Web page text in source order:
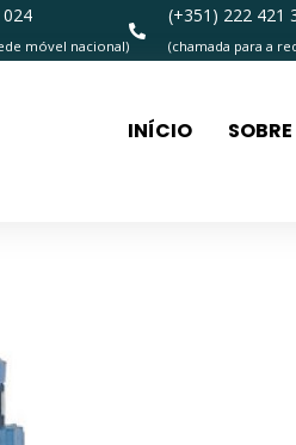
móvel nacional)
(+351) 222 421
(chamada para a
INÍCIO